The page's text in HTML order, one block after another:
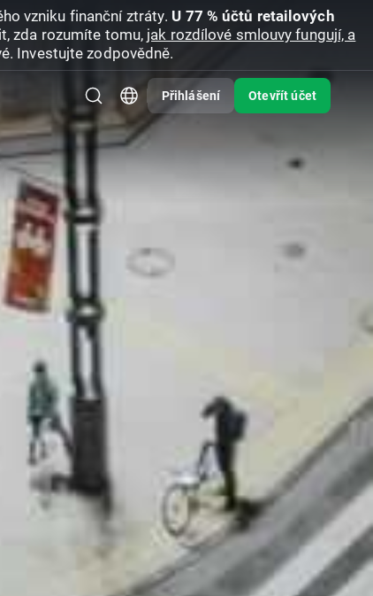
vzniku finanční ztráty. U 77 % účtů retailových
zda rozumíte tomu, jak rozdílové smlouvy fungují, a
Investujte zodpovědně.
Přihlášení Otevřít účet